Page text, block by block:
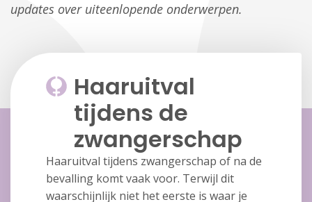
updates over uiteenlopende onderwerpen.
Haaruitval
tijdens de
zwangerschap
Haaruitval tijdens zwangerschap of na de
bevalling komt vaak voor. Terwijl dit
waarschijnlijk niet het eerste is waar je